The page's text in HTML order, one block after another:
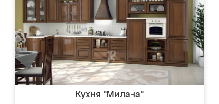
Кухня "Милана"